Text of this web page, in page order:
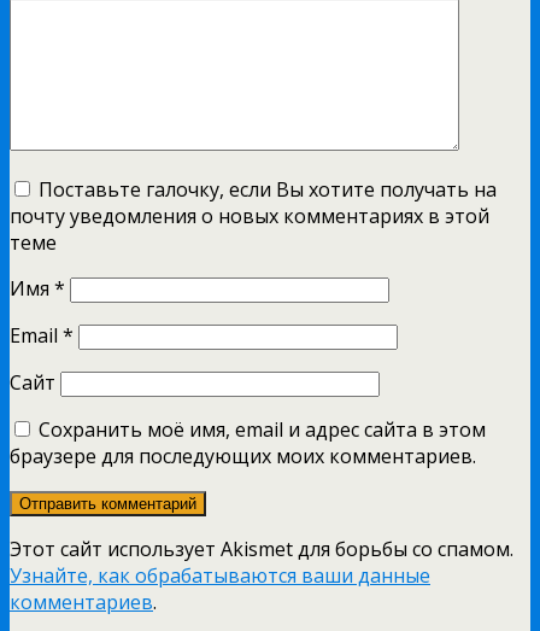
Поставьте галочку, если Вы хотите получать на
почту уведомления о новых комментариях в этой
теме
Имя *
Email *
Сайт
Сохранить моё имя, email и адрес сайта в этом
браузере для последующих моих комментариев.
Этот сайт использует Akismet для борьбы со спамом.
Узнайте, как обрабатываются ваши данные
комментариев.